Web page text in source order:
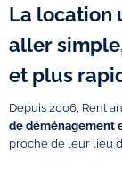
La location
aller
et plus
Depuis 2006, Rent
de déménagement
proche de leur lieu